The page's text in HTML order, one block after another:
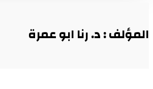
المؤلف : د. رنا ابو عمرة